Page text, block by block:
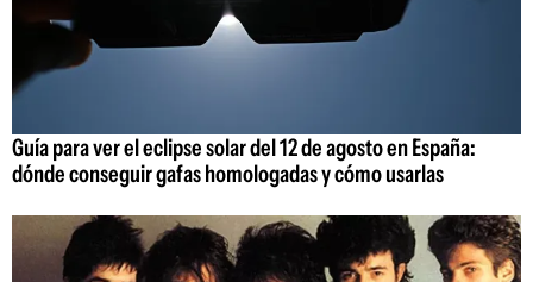
Guía para ver el eclipse solar del 12 de agosto en España:
dónde conseguir gafas homologadas y cómo usarlas